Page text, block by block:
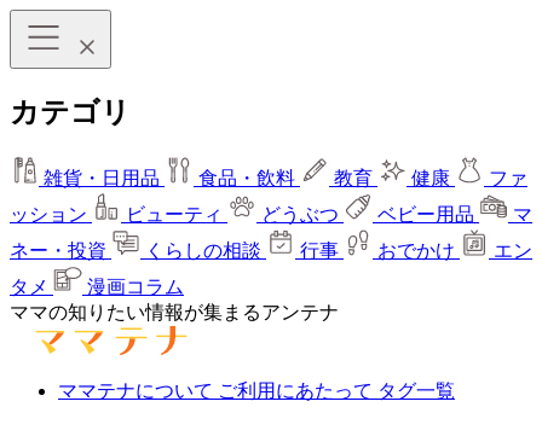
カテゴリ
雑貨・日用品 食品・飲料 教育 健康
ファ
ッション
ビューティ どうぶつ ベビー用品
マ
ネー・投資
くらしの相談 行事 おでかけ
エン
タメ
漫画コラム
ママの知りたい情報が集まるアンテナ
ママテナについて ご利用にあたって タグ一覧